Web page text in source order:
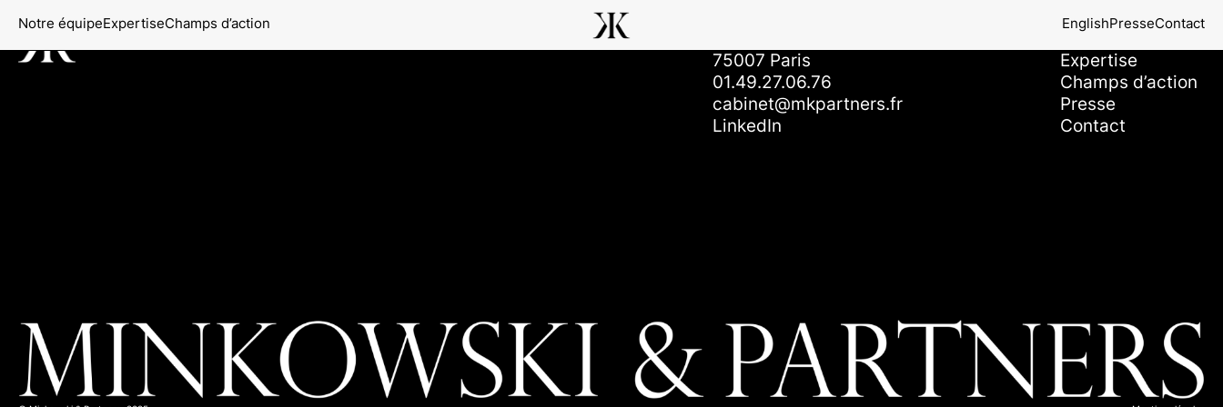
Notre équipeExpertiseChamps d’action EnglishPresseContact
Contact
75007 Paris
01.49.27.06.76
cabinet@mkpartners.fr
LinkedIn
Notre équipe
Expertise
Champs d’action
Presse
Contact